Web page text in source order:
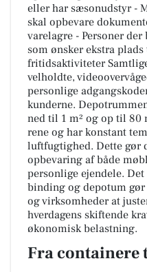
eller har sæsonudstyr -
skal opbevare
varelagre - Personer
som ønsker ekstra
fritidsaktiviteter
velholdte,
personlige
kunderne.
ned til 1 m² og op til 80
rene og har konstant
luftfugtighed. Dette gør
opbevaring af både
personlige ejendele.
binding og depotum
og virksomheder at
hverdagens skiftende
økonomisk belastning.
Fra